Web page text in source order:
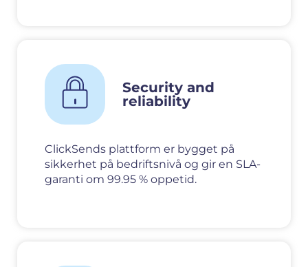
Security and
reliability
ClickSends plattform er bygget på
sikkerhet på bedriftsnivå og gir en SLA-
garanti om 99.95 % oppetid.